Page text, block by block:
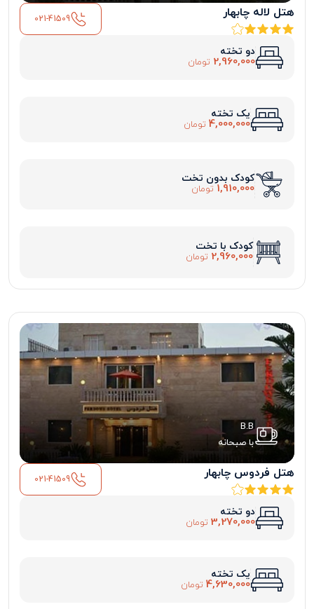
هتل لاله چابهار 021-41509
دو تخته
2,960,000 تومان
یک تخته
4,000,000 تومان
کودک بدون تخت
1,910,000 تومان
کودک با تخت
2,960,000 تومان
B.B
با صبحانه
هتل فردوس چابهار 021-41509
دو تخته
3,270,000 تومان
یک تخته
4,630,000 تومان